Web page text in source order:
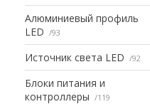
Алюминиевый профиль
LED
93
Источник света LED 92
Блоки питания и
контроллеры
119